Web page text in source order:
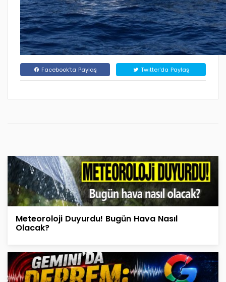
Facebook'ta Paylaş Twitter'da Paylaş
Meteoroloji Duyurdu! Bugün Hava Nasıl
Olacak?